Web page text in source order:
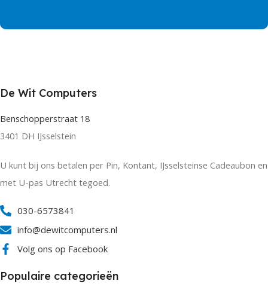
De Wit Computers
Benschopperstraat 18
3401 DH IJsselstein
U kunt bij ons betalen per Pin, Kontant, IJsselsteinse Cadeaubon en
met U-pas Utrecht tegoed.
030-6573841
info@dewitcomputers.nl
Volg ons op Facebook
Populaire categorieën